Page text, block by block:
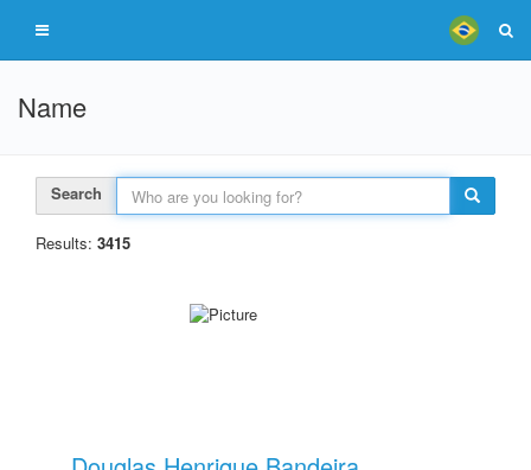
Name
Search
Results: 3415